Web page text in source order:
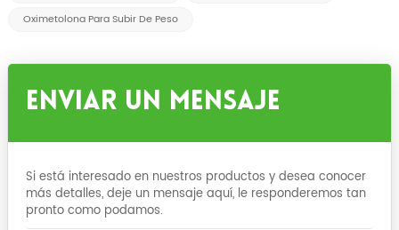
Oximetolona Para Subir De Peso
Enviar Un Mensaje
Si está interesado en nuestros productos y desea conocer
más detalles, deje un mensaje aquí, le responderemos tan
pronto como podamos.